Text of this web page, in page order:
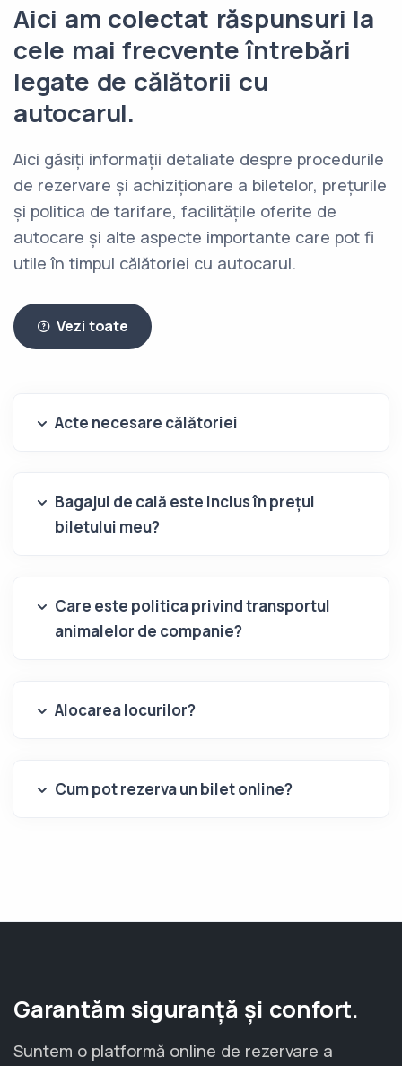
Aici am colectat răspunsuri la
cele mai frecvente întrebări
legate de călătorii cu
autocarul.
Aici găsiți informații detaliate despre procedurile
de rezervare și achiziționare a biletelor, prețurile
și politica de tarifare, facilitățile oferite de
autocare și alte aspecte importante care pot fi
utile în timpul călătoriei cu autocarul.
Vezi toate
Acte necesare călătoriei
Bagajul de cală este inclus în prețul
biletului meu?
Care este politica privind transportul
animalelor de companie?
Alocarea locurilor?
Cum pot rezerva un bilet online?
Garantăm siguranță și confort.
Suntem o platformă online de rezervare a